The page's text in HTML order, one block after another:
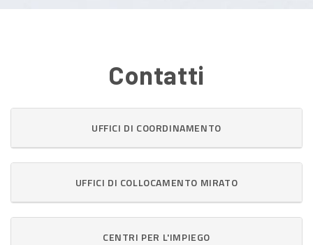
Contatti
UFFICI DI COORDINAMENTO
UFFICI DI COLLOCAMENTO MIRATO
CENTRI PER L'IMPIEGO